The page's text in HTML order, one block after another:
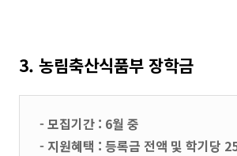
3. 농림축산식품부 장학금
- 모집기간 : 6월 중
- 지원혜택 : 등록금 전액 및 학기당